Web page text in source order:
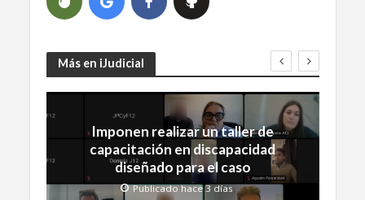
Más en iJudicial
Imponen realizar un taller de
capacitación en discapacidad
diseñado para el caso
Publicado hace 3 días